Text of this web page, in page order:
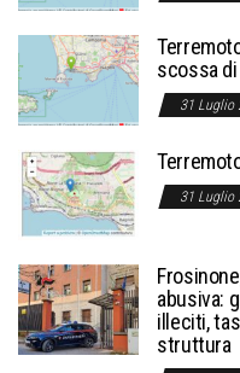
scossa
31 Luglio
31 Luglio
abusiva:
illeciti,
struttura